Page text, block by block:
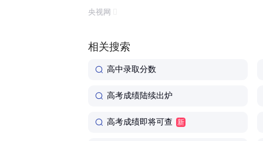
季达沃斯论坛今起举行 [新闻30分]今
央视网
相关搜索
高中录取分数
高考成绩陆续出炉
高考成绩即将可查 新